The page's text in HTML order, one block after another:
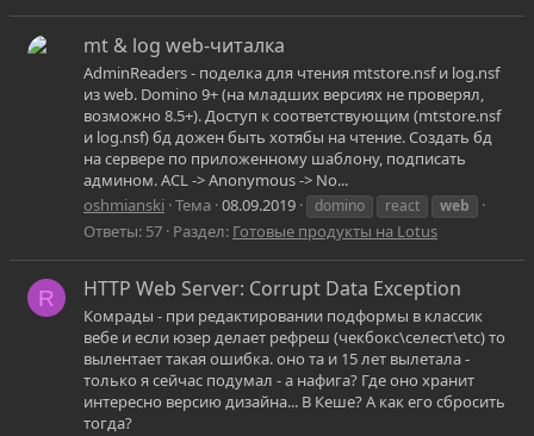
mt & log web-читалка
AdminReaders - поделка для чтения mtstore.nsf и log.nsf
из web. Domino 9+ (на младших версиях не проверял,
возможно 8.5+). Доступ к соответствующим (mtstore.nsf
и log.nsf) бд дожен быть хотябы на чтение. Создать бд
на сервере по приложенному шаблону, подписать
админом. ACL -> Anonymous -> No...
oshmianski Тема 08.09.2019 domino react web
Ответы: 57 Раздел: Готовые продукты на Lotus
R HTTP Web Server: Corrupt Data Exception
Комрады - при редактировании подформы в классик
вебе и если юзер делает рефреш (чекбокс\селест\etc) то
вылентает такая ошибка. оно та и 15 лет вылетала -
только я сейчас подумал - а нафига? Где оно хранит
интересно версию дизайна... В Кеше? А как его сбросить
тогда?